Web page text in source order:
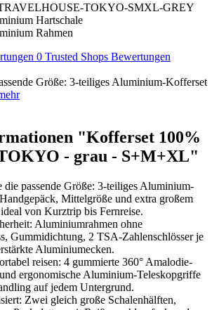
TOKYO-SMXL-GREY
Hartschale
Rahmen
0 Trusted Shops Bewertungen
Größe: 3-teiliges Aluminium-Kofferset
"Kofferset 100%
- grau - S+M+XL"
die passende Größe: 3-teiliges Aluminium-
Mittelgröße und extra großem
von Kurztrip bis Fernreise.
Aluminiumrahmen ohne
Gummidichtung, 2 TSA-Zahlenschlösser je
Aluminiumecken.
reisen: 4 gummierte 360° Amalodie-
ergonomische Aluminium-Teleskopgriffe
auf jedem Untergrund.
Zwei gleich große Schalenhälften,